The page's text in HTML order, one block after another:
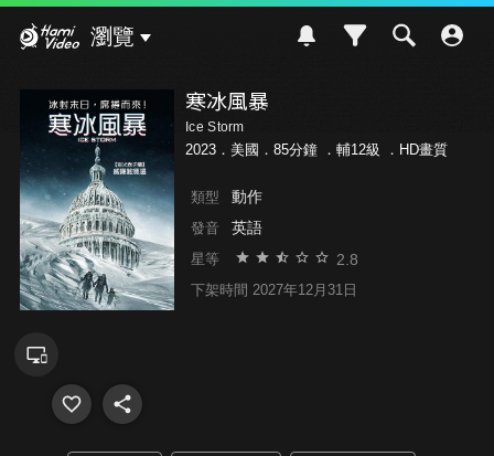
瀏覽
寒冰風暴
Ice Storm
2023．美國．85分鐘 ． 輔12級 ．HD畫質
類型 動作
發音 英語
星等 2.8
下架時間 2027年12月31日